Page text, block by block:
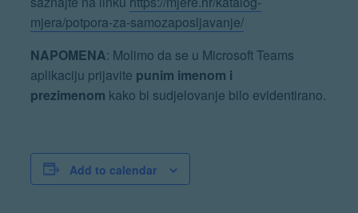
mjera/potpora-za-samozaposljavanje/
NAPOMENA: Molimo da se u Microsoft Teams
aplikaciju prijavite punim imenom i
prezimenom kako bi sudjelovanje bilo evidentirano.
Add to calendar